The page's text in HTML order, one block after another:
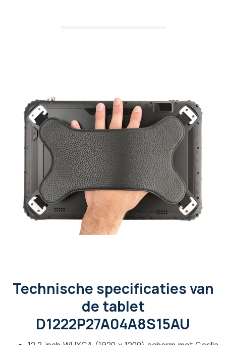
Technische specificaties van
de tablet
D1222P27A04A8S15AU